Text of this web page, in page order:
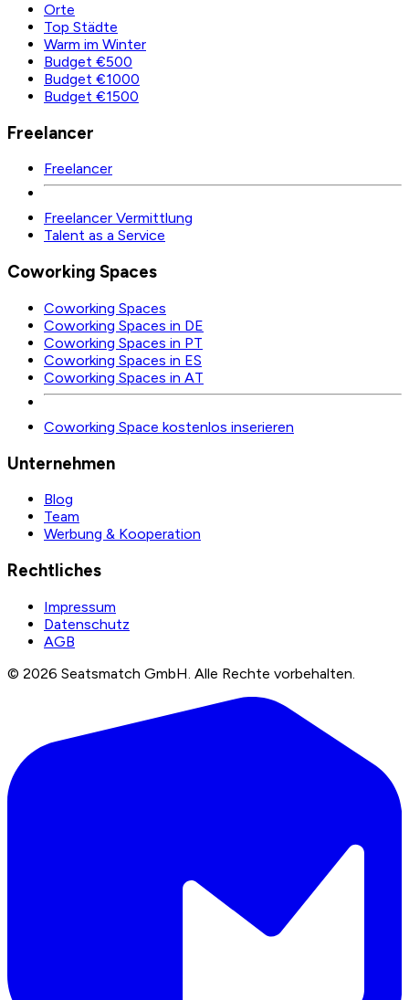
Orte
Top Städte
Warm im Winter
Budget €500
Budget €1000
Budget €1500
Freelancer
Freelancer
Freelancer Vermittlung
Talent as a Service
Coworking Spaces
Coworking Spaces
Coworking Spaces in DE
Coworking Spaces in PT
Coworking Spaces in ES
Coworking Spaces in AT
Coworking Space kostenlos inserieren
Unternehmen
Blog
Team
Werbung & Kooperation
Rechtliches
Impressum
Datenschutz
AGB
© 2026 Seatsmatch GmbH. Alle Rechte vorbehalten.